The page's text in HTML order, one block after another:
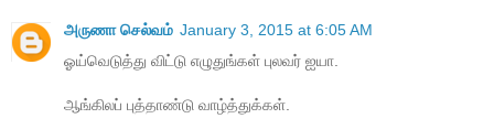
அருணா செல்வம் January 3, 2015 at 6:05 AM
ஓய்வெடுத்து விட்டு எழுதுங்கள் புலவர் ஐயா.
ஆங்கிலப் புத்தாண்டு வாழ்த்துக்கள்.